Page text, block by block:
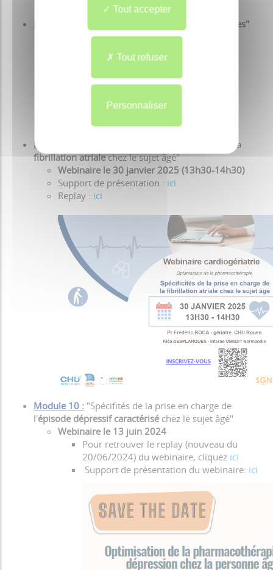
Antipsychotiques et personnes âgées"
Support épisode 1 :ici
Support épisode 2 :ici
Replay épisode 2 :ici
Support épisode 3 :ici
Replay épisode 3 :ici
Module 12 :
"Spécifités de la prise en charge de la
fibrillation atrialechez le sujet âgé"
Webinaire le 30 janvier 2025 (13h30-14h30)
Support de présentation : ici
Replay : ici
Module 10 : "Spécifités de la prise en charge de
l'épisode dépressif caractériséchez le sujet âgé"
Webinaire le 13 juin 2024
Pour retrouver le replay (nouveau du
20/06/2024) du webinaire, cliquez ici
Support de présentation du webinaire: ici
Tout accepter
Tout refuser
Personnaliser